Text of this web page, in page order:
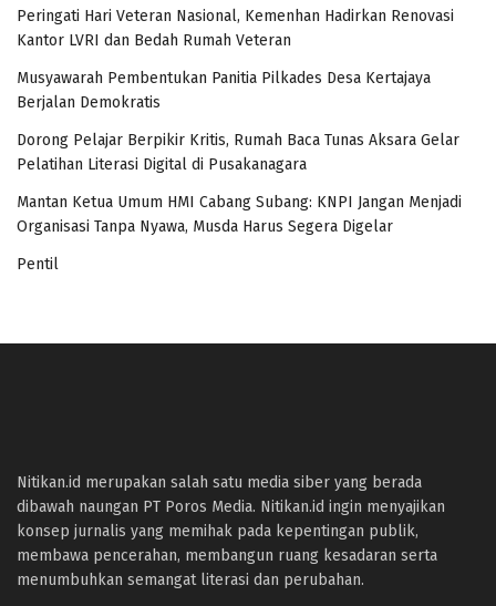
Peringati Hari Veteran Nasional, Kemenhan Hadirkan Renovasi
Kantor LVRI dan Bedah Rumah Veteran
Musyawarah Pembentukan Panitia Pilkades Desa Kertajaya
Berjalan Demokratis
Dorong Pelajar Berpikir Kritis, Rumah Baca Tunas Aksara Gelar
Pelatihan Literasi Digital di Pusakanagara
Mantan Ketua Umum HMI Cabang Subang: KNPI Jangan Menjadi
Organisasi Tanpa Nyawa, Musda Harus Segera Digelar
Pentil
slot scatter hitam
https://protuning.id/
https://ptnobelindonesia.com/
https://okegas.id/
https://dukcapil.selumakab.go.id/
https://store.scuto.co.id/wp-content/products/
Nitikan.id merupakan salah satu media siber yang berada
dibawah naungan PT Poros Media. Nitikan.id ingin menyajikan
konsep jurnalis yang memihak pada kepentingan publik,
membawa pencerahan, membangun ruang kesadaran serta
menumbuhkan semangat literasi dan perubahan.